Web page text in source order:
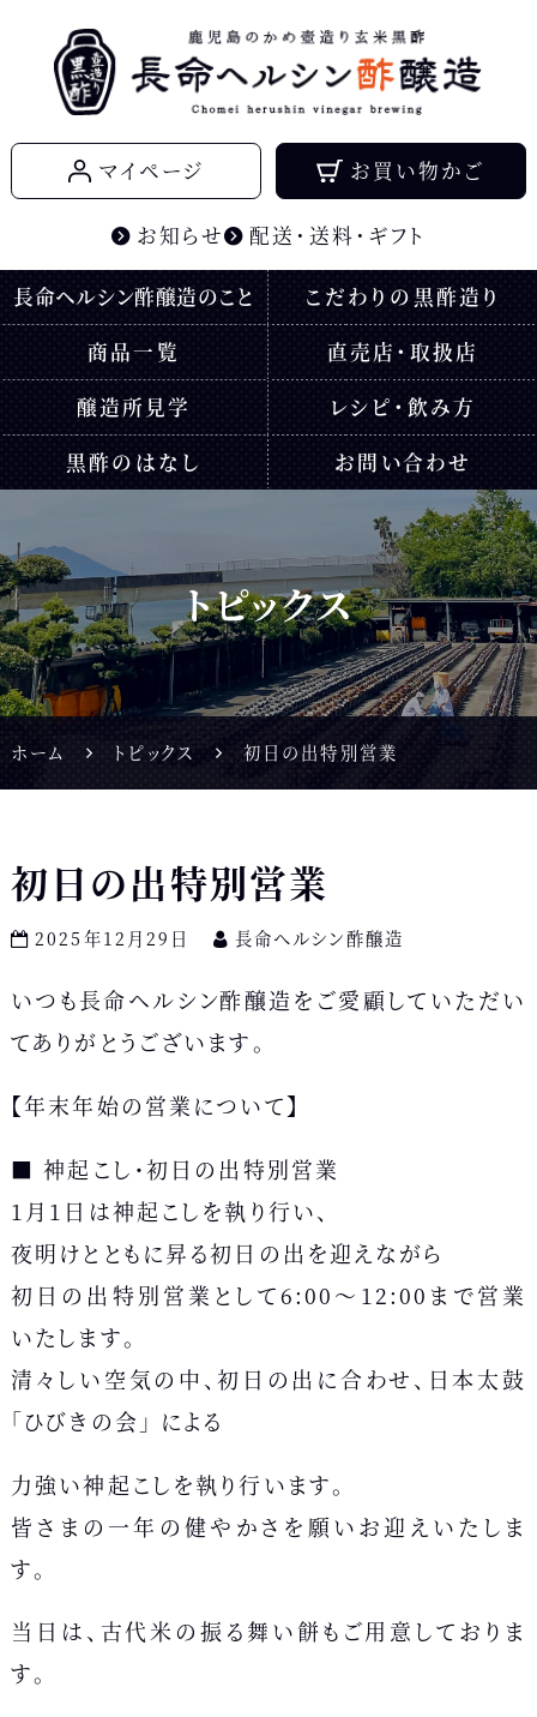
鹿児島のかめ壺造り玄米黒酢
長命ヘルシン酢醸造
お知らせ 配送・送料・ギフト
マイページ お買い物かご
長命ヘルシン酢醸造のこと
こだわりの黒酢造り
商品一覧
直売店・取扱店
醸造所見学
レシピ・飲み方
黒酢のはなし
お問い合わせ
トピックス
ホーム トピックス 初日の出特別営業
初日の出特別営業
2025年12月29日 長命へルシン酢醸造
いつも長命ヘルシン酢醸造をご愛顧していただい
てありがとうございます。
【年末年始の営業について】
■ 神起こし・初日の出特別営業
1月1日は神起こしを執り行い、
夜明けとともに昇る初日の出を迎えながら
初日の出特別営業として6:00〜12:00まで営業
いたします。
清々しい空気の中、初日の出に合わせ、日本太鼓
「ひびきの会」 による
力強い神起こしを執り行います。
皆さまの一年の健やかさを願いお迎えいたしま
す。
当日は、古代米の振る舞い餅もご用意しておりま
す。